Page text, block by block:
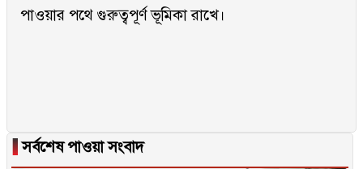
পাওয়ার পথে গুরুত্বপূর্ণ ভূমিকা রাখে।
▐সর্বশেষ পাওয়া সংবাদ